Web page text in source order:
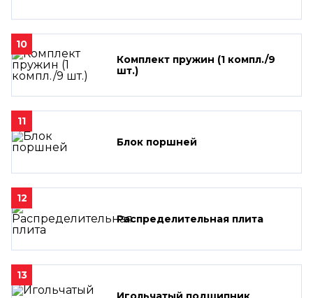
10
Комплект пружин (1 компл./9
шт.)
11
Блок поршней
12
Распределительная плита
13